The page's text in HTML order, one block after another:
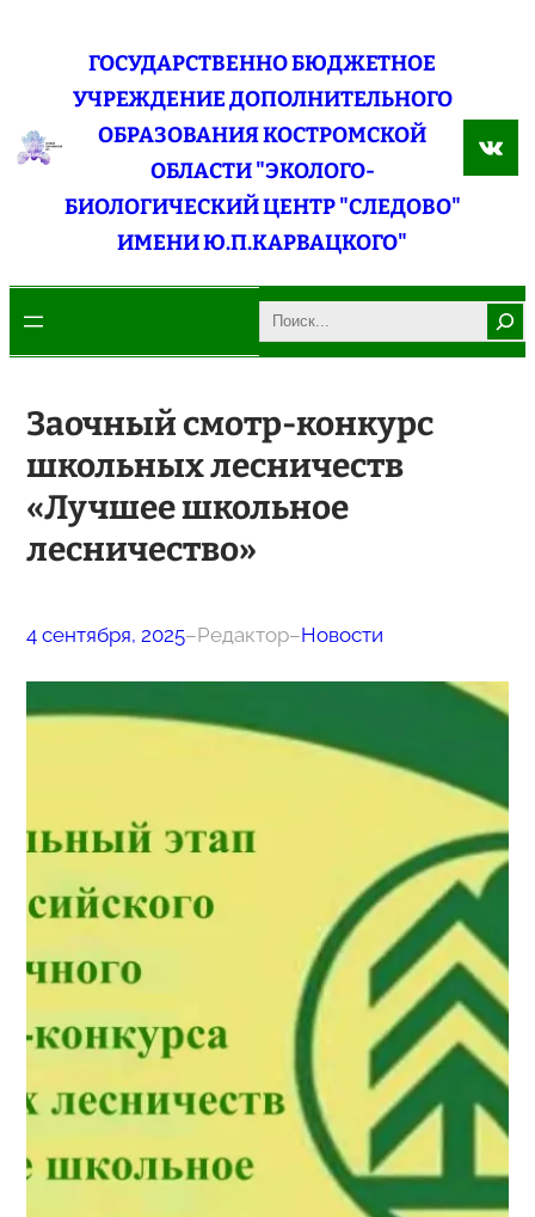
содержимому
ГОСУДАРСТВЕННО БЮДЖЕТНОЕ
УЧРЕЖДЕНИЕ ДОПОЛНИТЕЛЬНОГО
ОБРАЗОВАНИЯ КОСТРОМСКОЙ
ОБЛАСТИ "ЭКОЛОГО-
БИОЛОГИЧЕСКИЙ ЦЕНТР "СЛЕДОВО"
ИМЕНИ Ю.П.КАРВАЦКОГО"
Search
Заочный смотр-конкурс
школьных лесничеств
«Лучшее школьное
лесничество»
4 сентября, 2025–Редактор–Новости